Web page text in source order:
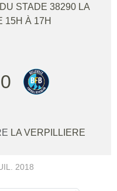
STADE 38290 LA
15H À 17H
0
LA VERPILLIERE
2018